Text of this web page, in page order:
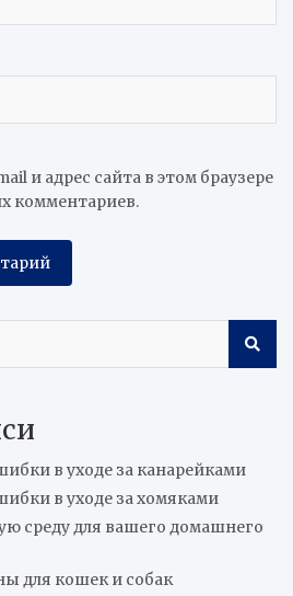
и адрес сайта в этом браузере
комментариев.
в уходе за канарейками
в уходе за хомяками
среду для вашего домашнего
для кошек и собак